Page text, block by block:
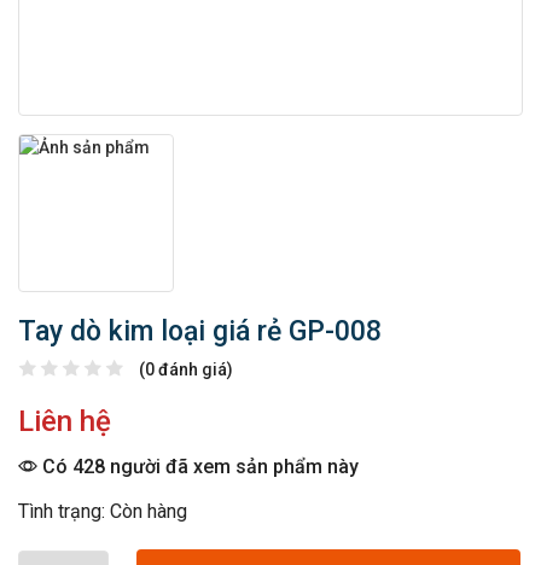
Tay dò kim loại giá rẻ GP-008
(0 đánh giá)
Liên hệ
Có 428 người đã xem sản phẩm này
Tình trạng: Còn hàng